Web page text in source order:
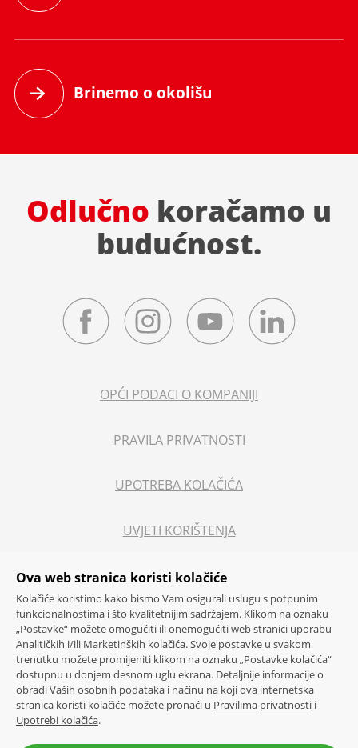
Brinemo o okolišu
Odlučno koračamo u
budućnost.
OPĆI PODACI O KOMPANIJI
PRAVILA PRIVATNOSTI
UPOTREBA KOLAČIĆA
UVJETI KORIŠTENJA
PRAVNE NAPOMENE
ETIČKI KODEKS
ETIČKI KODEKS ZA DOBAVLJAČE
POLITIKA SIGURNOSTI HRANE
Ova web stranica koristi kolačiće
Kolačiće koristimo kako bismo Vam osigurali uslugu s potpunim
funkcionalnostima i što kvalitetnijim sadržajem. Klikom na oznaku
„Postavke“ možete omogućiti ili onemogućiti web stranici uporabu
Analitičkih i/ili Marketinških kolačića. Svoje postavke u svakom
trenutku možete promijeniti klikom na oznaku „Postavke kolačića“
dostupnu u donjem desnom uglu ekrana. Detaljnije informacije o
obradi Vaših osobnih podataka i načinu na koji ova internetska
stranica koristi kolačiće možete pronaći u Pravilima privatnosti i
Upotrebi kolačića.